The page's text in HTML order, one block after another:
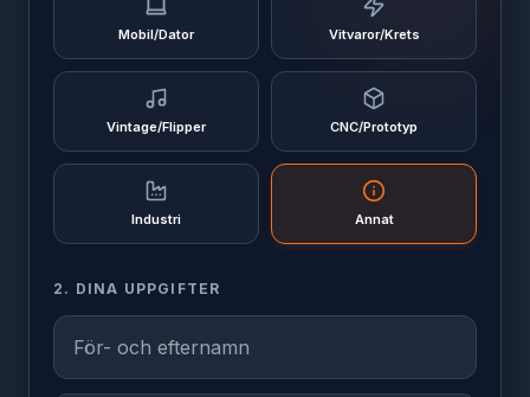
Mobil/Dator Vitvaror/Krets
Vintage/Flipper CNC/Prototyp
Industri Annat
2. DINA UPPGIFTER